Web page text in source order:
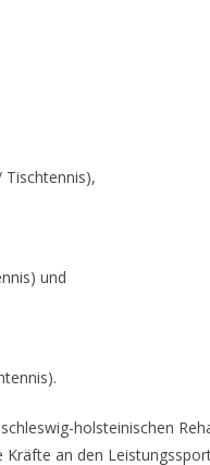
Tischtennis),
und
holsteinischen
an den